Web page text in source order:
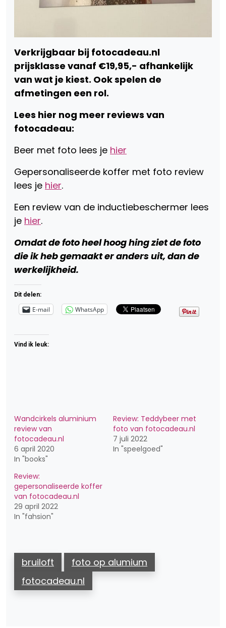
Verkrijgbaar bij fotocadeau.nl
prijsklasse vanaf €19,95,- afhankelijk
van wat je kiest. Ook spelen de
afmetingen een rol.
Lees hier nog meer reviews van
fotocadeau:
Beer met foto lees je hier
Gepersonaliseerde koffer met foto review
lees je hier.
Een review van de inductiebeschermer lees
je hier.
Omdat de foto heel hoog hing ziet de foto
die ik heb gemaakt er anders uit, dan de
werkelijkheid.
Dit delen:
E-mail WhatsApp
Vind ik leuk:
Wandcirkels aluminium
review van
fotocadeau.nl
6 april 2020
In "books"
Review: Teddybeer met
foto van fotocadeau.nl
7 juli 2022
In "speelgoed"
Review:
gepersonaliseerde koffer
van fotocadeau.nl
29 april 2022
In "fahsion"
bruiloft
foto op alumium
fotocadeau.nl